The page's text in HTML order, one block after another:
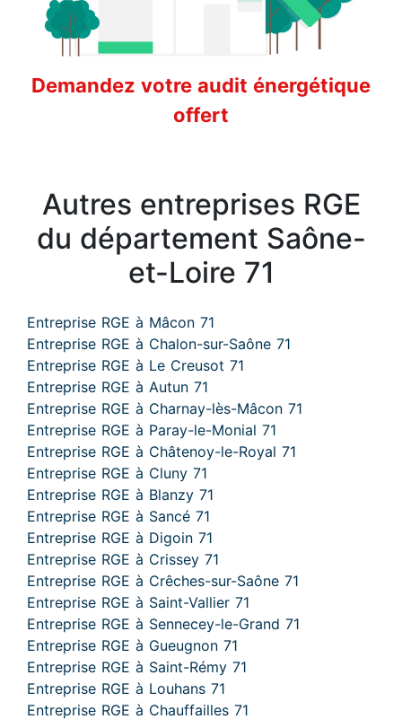
Demandez votre audit énergétique
offert
Autres entreprises RGE
du département Saône-
et-Loire 71
Entreprise RGE à Mâcon 71
Entreprise RGE à Chalon-sur-Saône 71
Entreprise RGE à Le Creusot 71
Entreprise RGE à Autun 71
Entreprise RGE à Charnay-lès-Mâcon 71
Entreprise RGE à Paray-le-Monial 71
Entreprise RGE à Châtenoy-le-Royal 71
Entreprise RGE à Cluny 71
Entreprise RGE à Blanzy 71
Entreprise RGE à Sancé 71
Entreprise RGE à Digoin 71
Entreprise RGE à Crissey 71
Entreprise RGE à Crêches-sur-Saône 71
Entreprise RGE à Saint-Vallier 71
Entreprise RGE à Sennecey-le-Grand 71
Entreprise RGE à Gueugnon 71
Entreprise RGE à Saint-Rémy 71
Entreprise RGE à Louhans 71
Entreprise RGE à Chauffailles 71